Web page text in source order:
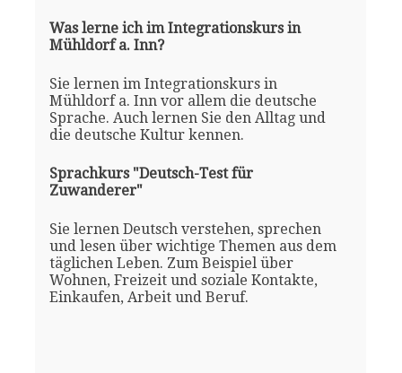
Was lerne ich im Integrationskurs in
Mühldorf a. Inn?
Sie lernen im Integrationskurs in
Mühldorf a. Inn vor allem die deutsche
Sprache. Auch lernen Sie den Alltag und
die deutsche Kultur kennen.
Sprachkurs "Deutsch-Test für
Zuwanderer"
Sie lernen Deutsch verstehen, sprechen
und lesen über wichtige Themen aus dem
täglichen Leben. Zum Beispiel über
Wohnen, Freizeit und soziale Kontakte,
Einkaufen, Arbeit und Beruf.